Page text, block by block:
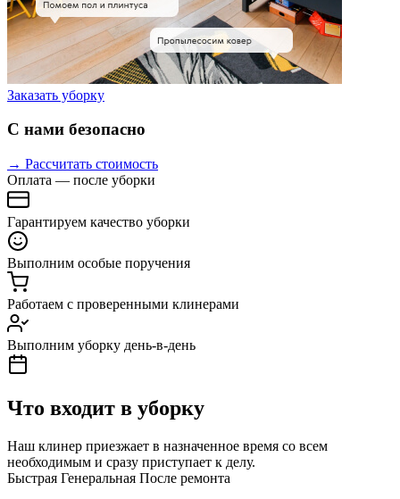
Заказать уборку
С нами безопасно
→ Рассчитать стоимость
Оплата — после уборки
Гарантируем качество уборки
Выполним особые поручения
Работаем с проверенными клинерами
Выполним уборку день-в-день
Что входит в уборку
Наш клинер приезжает в назначенное время со всем
необходимым и сразу приступает к делу.
Быстрая Генеральная После ремонта